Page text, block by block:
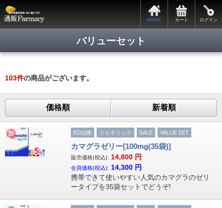
HOME カート ログイン
バリューセット
103件の商品がございます。
価格順 新着順
ED治療 ジェネリック SALE VALUE SET
カマグラゼリー[100mg(35袋)]
販売価格(税込): 14,800 円
会員価格(税込): 14,300 円
携帯できて使いやすい人気のカマグラのゼリ
ータイプを35袋セットでどうぞ!